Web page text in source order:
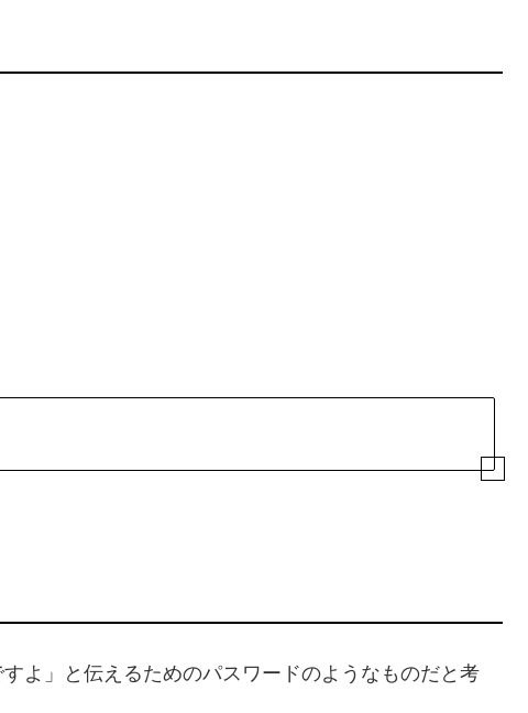
よ」と伝えるためのパスワードのようなものだと考